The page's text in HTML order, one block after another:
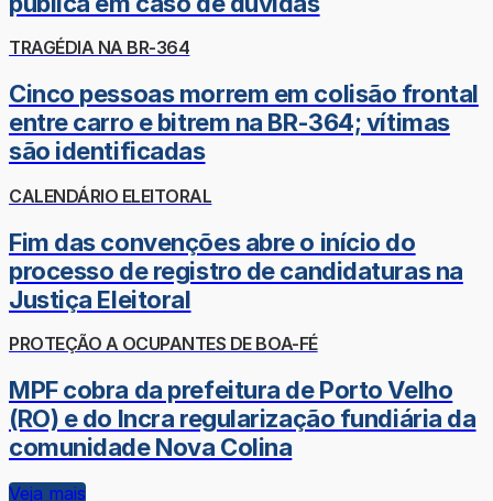
TRAGÉDIA NA BR-364
Cinco pessoas morrem em colisão frontal
entre carro e bitrem na BR-364; vítimas
são identificadas
CALENDÁRIO ELEITORAL
Fim das convenções abre o início do
processo de registro de candidaturas na
Justiça Eleitoral
PROTEÇÃO A OCUPANTES DE BOA-FÉ
MPF cobra da prefeitura de Porto Velho
(RO) e do Incra regularização fundiária da
comunidade Nova Colina
Veja mais